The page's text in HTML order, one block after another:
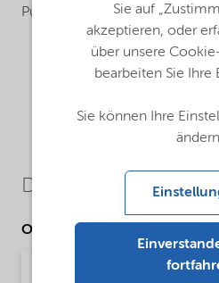
Purification and analysis
Downloads
Other Documents
Kromasil® prep
Sie auf
akzeptieren, oder
über unsere
bearbeiten Sie Ihre
Sie können Ihre